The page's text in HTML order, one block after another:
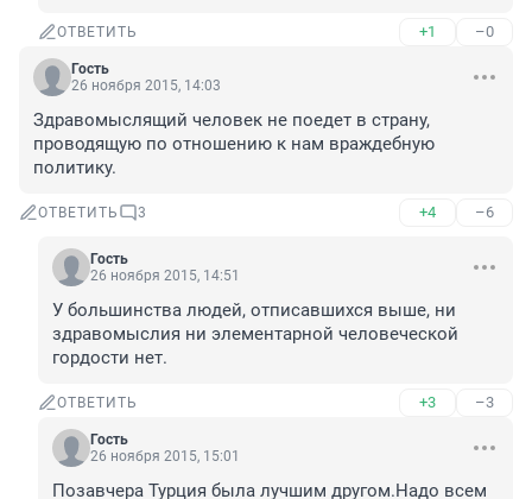
ОТВЕТИТЬ +1 –0
Гость
26 ноября 2015, 14:03
Здравомыслящий человек не поедет в страну,
проводящую по отношению к нам враждебную
политику.
ОТВЕТИТЬ 3 +4 –6
Гость
26 ноября 2015, 14:51
У большинства людей, отписавшихся выше, ни
здравомыслия ни элементарной человеческой
гордости нет.
ОТВЕТИТЬ +3 –3
Гость
26 ноября 2015, 15:01
Позавчера Турция была лучшим другом.Надо всем